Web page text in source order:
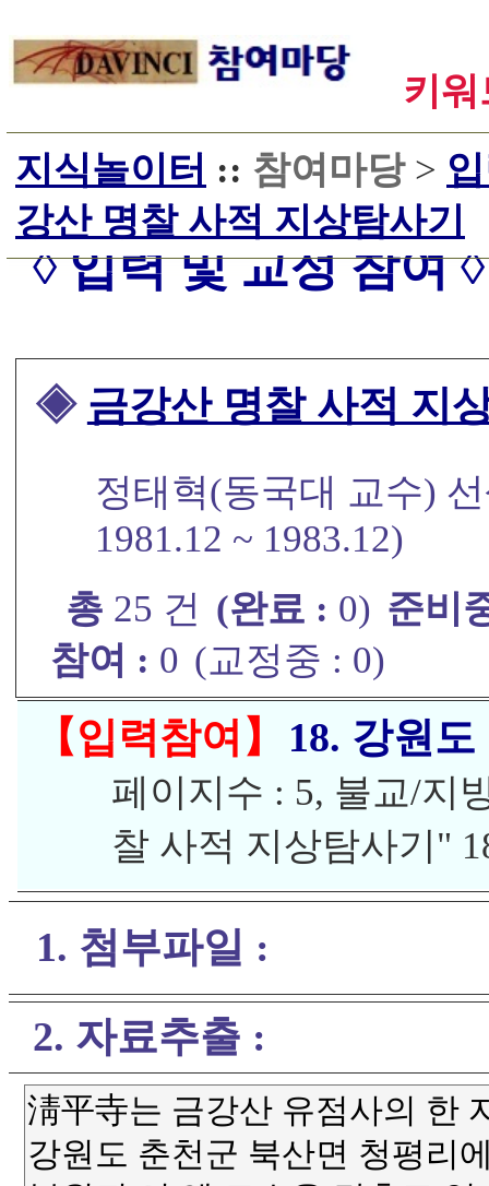
키
지식놀이터 :: 참여마당>
강산 명찰 사적 지상탐사기
◊ 입력 및 교정 참여 ◊
◈ 금강산 명찰 사적 지
정태혁(동국대 교수)
1981.12 ~ 1983.12)
총 25 건 (완료 : 0) 준비
참여 : 0 (교정중 : 0)
【입력참여】 18. 강원
페이지수 : 5, 불교/지
찰 사적 지상탐사기"
1. 첨부파일 :
2. 자료추출 :